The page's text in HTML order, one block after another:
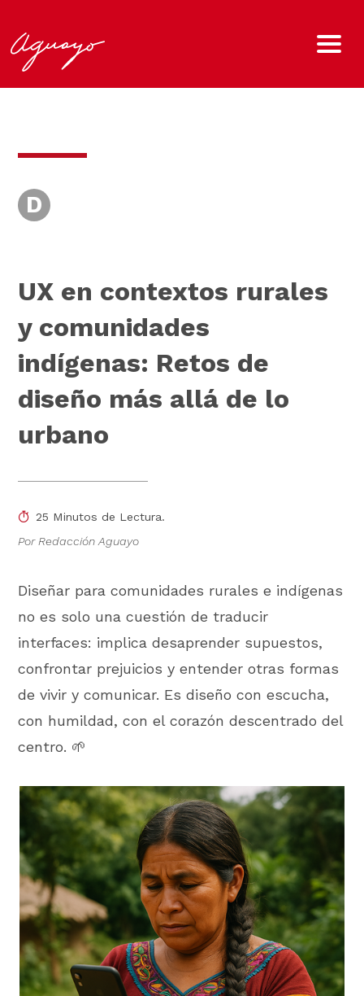
D
UX en contextos rurales
y comunidades
indígenas: Retos de
diseño más allá de lo
urbano
25 Minutos de Lectura.
Por Redacción Aguayo
Diseñar para comunidades rurales e indígenas
no es solo una cuestión de traducir
interfaces: implica desaprender supuestos,
confrontar prejuicios y entender otras formas
de vivir y comunicar. Es diseño con escucha,
con humildad, con el corazón descentrado del
centro. 🌱